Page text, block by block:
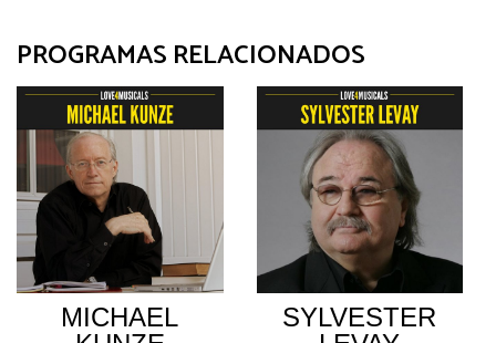
PROGRAMAS RELACIONADOS
MICHAEL
SYLVESTER